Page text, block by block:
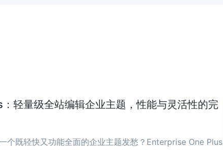
轻量级全站编辑企业主题，性能与灵活性的完
个既轻快又功能全面的企业主题发愁？Enterprise One Plus